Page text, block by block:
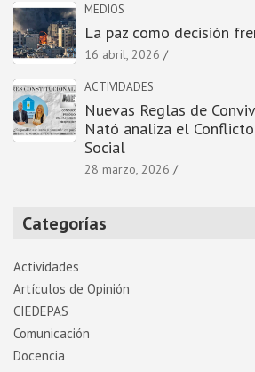
MEDIOS
La paz como decisión
16 abril, 2026
ACTIVIDADES
Nuevas Reglas de
Nató analiza el
Social
28 marzo, 2026
Categorías
Actividades
Artí­culos de Opinión
CIEDEPAS
Comunicación
Docencia